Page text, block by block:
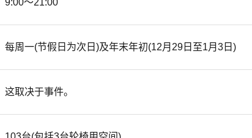
9:00～21:00
每周一(节假日为次日)及年末年初(12月29日至1月3日)
这取决于事件。